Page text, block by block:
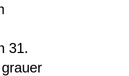
31.